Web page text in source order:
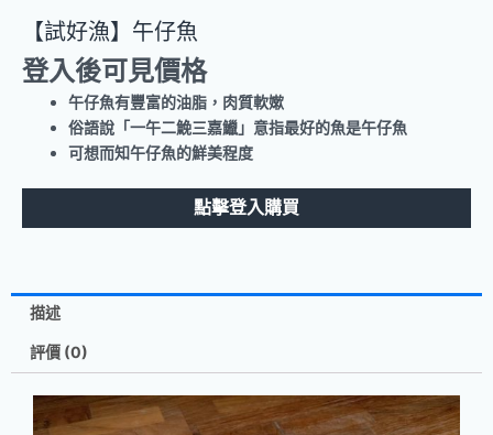
【試好漁】午仔魚
登入後可見價格
午仔魚有豐富的油脂，肉質軟嫰
俗語說「一午二鮸三嘉鱲」意指最好的魚是午仔魚
可想而知午仔魚的鮮美程度
點擊登入購買
描述
評價 (0)